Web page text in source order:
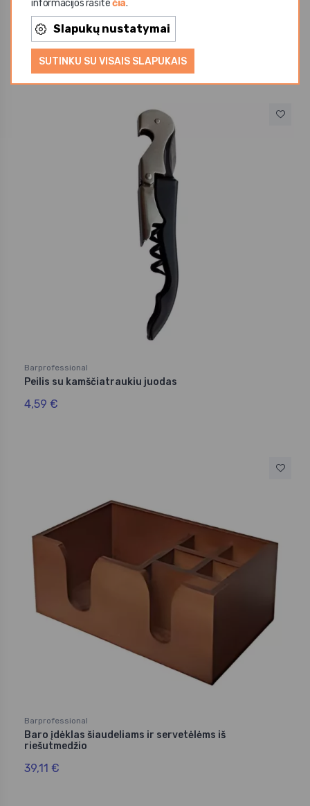
informacijos rasitečia.
Slapukų nustatymai
SUTINKU SU VISAIS SLAPUKAIS
Kiti tiekėjai
Plaktuvė BOSTON NUDE
67,28 €
Barprofessional
Peilis su kamščiatraukiu juodas
4,59 €
Barprofessional
Baro įdėklas šiaudeliams ir servetėlėms iš
riešutmedžio
39,11 €